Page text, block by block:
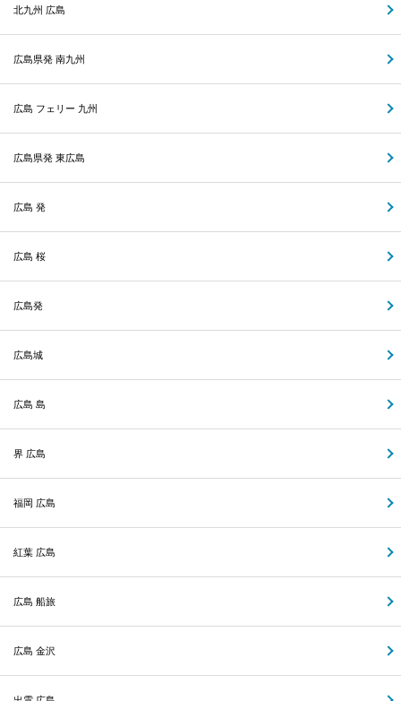
北九州 広島
広島県発 南九州
広島 フェリー 九州
広島県発 東広島
広島 発
広島 桜
広島発
広島城
広島 島
界 広島
福岡 広島
紅葉 広島
広島 船旅
広島 金沢